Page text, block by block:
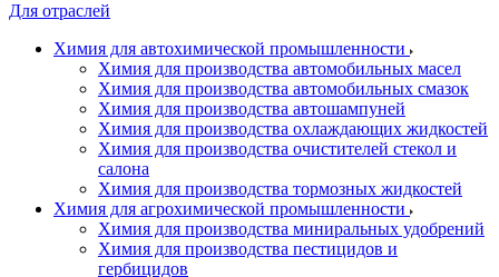
Для отраслей
Химия для автохимической промышленности
Химия для производства автомобильных масел
Химия для производства автомобильных смазок
Химия для производства автошампуней
Химия для производства охлаждающих жидкостей
Химия для производства очистителей стекол и
салона
Химия для производства тормозных жидкостей
Химия для агрохимической промышленности
Химия для производства миниральных удобрений
Химия для производства пестицидов и
гербицидов